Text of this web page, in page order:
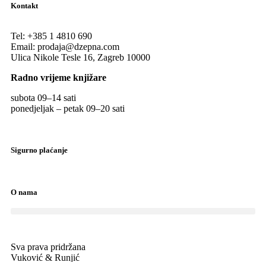
Kontakt
Tel: +385 1 4810 690
Email: prodaja@dzepna.com
Ulica Nikole Tesle 16, Zagreb 10000
Radno vrijeme knjižare
subota 09–14 sati
ponedjeljak – petak 09–20 sati
Sigurno plaćanje
O nama
Sva prava pridržana
Vuković & Runjić